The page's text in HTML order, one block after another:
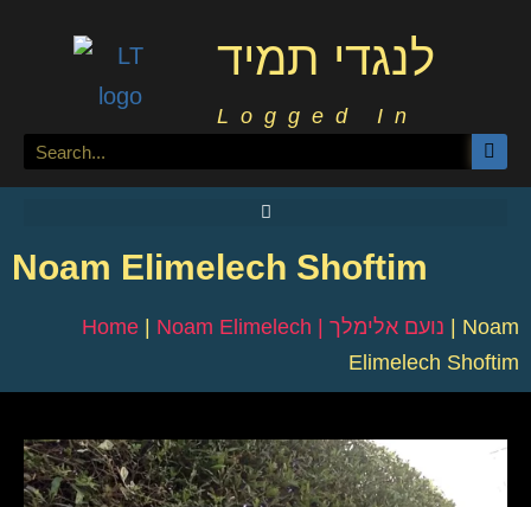
לנגדי תמיד
Logged In
Noam Elimelech Shoftim
Home | Noam Elimelech | נועם אלימלך | Noam
Elimelech Shoftim